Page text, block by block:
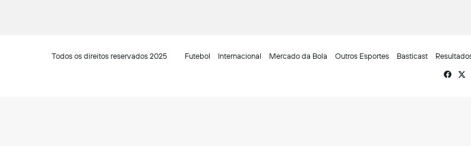
Todos os direitos reservados 2025 Futebol Internacional Mercado da Bola Outros Esportes Basticast
X